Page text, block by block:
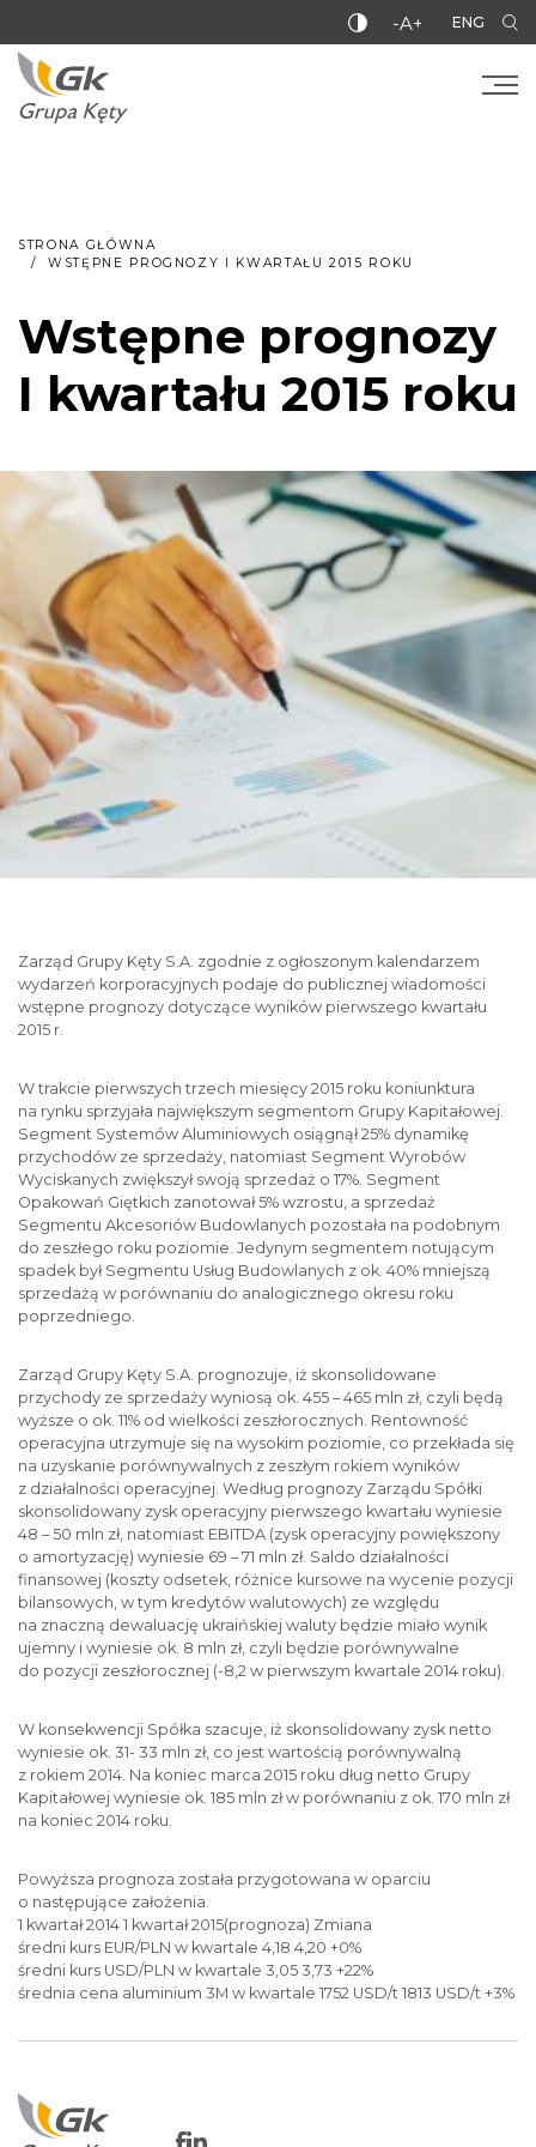
-A+ ENG
STRONA GŁÓWNA
WSTĘPNE PROGNOZY I KWARTAŁU 2015 ROKU
Wstępne prognozy
I kwartału 2015 roku
Zarząd Grupy Kęty S.A. zgodnie z ogłoszonym kalendarzem
wydarzeń korporacyjnych podaje do publicznej wiadomości
wstępne prognozy dotyczące wyników pierwszego kwartału
2015 r.
W trakcie pierwszych trzech miesięcy 2015 roku koniunktura
na rynku sprzyjała największym segmentom Grupy Kapitałowej.
Segment Systemów Aluminiowych osiągnął 25% dynamikę
przychodów ze sprzedaży, natomiast Segment Wyrobów
Wyciskanych zwiększył swoją sprzedaż o 17%. Segment
Opakowań Giętkich zanotował 5% wzrostu, a sprzedaż
Segmentu Akcesoriów Budowlanych pozostała na podobnym
do zeszłego roku poziomie. Jedynym segmentem notującym
spadek był Segmentu Usług Budowlanych z ok. 40% mniejszą
sprzedażą w porównaniu do analogicznego okresu roku
poprzedniego.
Zarząd Grupy Kęty S.A. prognozuje, iż skonsolidowane
przychody ze sprzedaży wyniosą ok. 455 – 465 mln zł, czyli będą
wyższe o ok. 11% od wielkości zeszłorocznych. Rentowność
operacyjna utrzymuje się na wysokim poziomie, co przekłada się
na uzyskanie porównywalnych z zeszłym rokiem wyników
z działalności operacyjnej. Według prognozy Zarządu Spółki
skonsolidowany zysk operacyjny pierwszego kwartału wyniesie
48 – 50 mln zł, natomiast EBITDA (zysk operacyjny powiększony
o amortyzację) wyniesie 69 – 71 mln zł. Saldo działalności
finansowej (koszty odsetek, różnice kursowe na wycenie pozycji
bilansowych, w tym kredytów walutowych) ze względu
na znaczną dewaluację ukraińskiej waluty będzie miało wynik
ujemny i wyniesie ok. 8 mln zł, czyli będzie porównywalne
do pozycji zeszłorocznej (-8,2 w pierwszym kwartale 2014 roku).
W konsekwencji Spółka szacuje, iż skonsolidowany zysk netto
wyniesie ok. 31- 33 mln zł, co jest wartością porównywalną
z rokiem 2014. Na koniec marca 2015 roku dług netto Grupy
Kapitałowej wyniesie ok. 185 mln zł w porównaniu z ok. 170 mln zł
na koniec 2014 roku.
Powyższa prognoza została przygotowana w oparciu
o następujące założenia.
1 kwartał 2014 1 kwartał 2015(prognoza) Zmiana
średni kurs EUR/PLN w kwartale 4,18 4,20 +0%
średni kurs USD/PLN w kwartale 3,05 3,73 +22%
średnia cena aluminium 3M w kwartale 1752 USD/t 1813 USD/t +3%